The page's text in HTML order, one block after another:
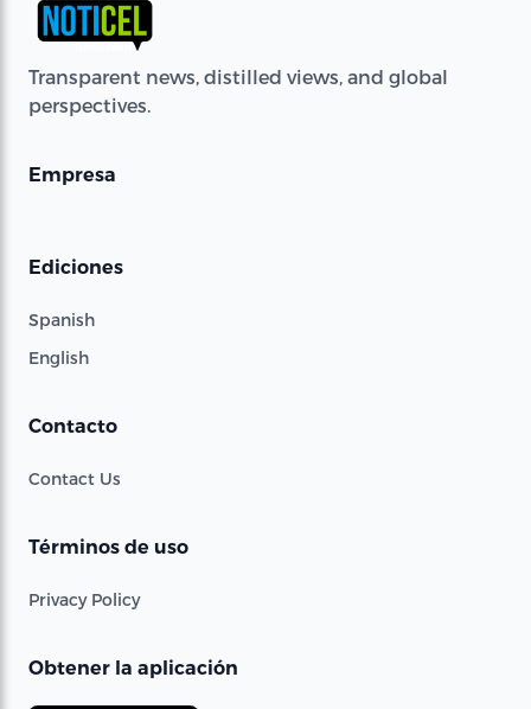
Transparent news, distilled views, and global
perspectives.
Empresa
Ediciones
Spanish
English
Contacto
Contact Us
Términos de uso
Privacy Policy
Obtener la aplicación